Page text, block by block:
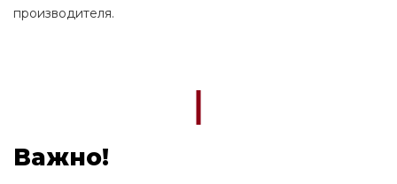
производителя.
Важно!